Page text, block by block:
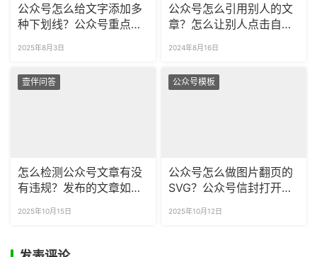
公众号怎么给文字添加多
种下划线？公众号重点划
2025年8月3日
公众号怎么引用别人的文
章？怎么让别人点击自己
2024年8月16日
壹伴问答
怎么检测公众号文章有没
有违规？发布的文章如何
2025年10月15日
公众号模板
公众号怎么做图片翻页的
SVG？公众号信封打开样
2025年10月12日